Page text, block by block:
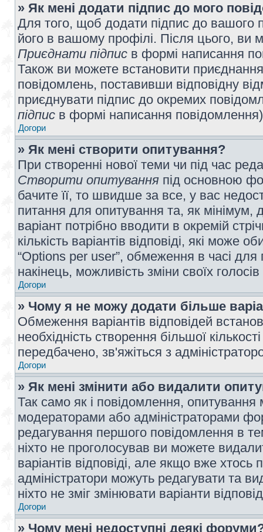
» Як мені додати підпис до мого
Для того, щоб додати підпис до вашого
його в вашому профілі. Після цього, ви
Приєднати підпис в формі написання
Також ви можете встановити
повідомлень, поставивши відповідну
приєднувати підпис до окремих
підпис в формі написання
Догори
» Як мені створити опитування?
При створенні нової теми чи під час
Створити опитування під основною
бачите її, то швидше за все, у вас
питання для опитування та, як мінімум,
варіант потрібно вводити в окремій
кількість варіантів відповіді, які може
“Options per user”, обмеження в часі для
накінець, можливість зміни своїх
Догори
» Чому я не можу додати більше
Обмеження варіантів відповідей
необхідність створення більшої
передбачено, зв'яжіться з
Догори
» Як мені змінити або видалити
Так само як і повідомлення,
модераторами або адміністраторами
редагування першого повідомлення в
ніхто не проголосував ви можете
варіантів відповіді, але якщо вже
адміністратори можуть редагувати та
ніхто не зміг змінювати варіанти
Догори
» Чому мені недоступні деякі